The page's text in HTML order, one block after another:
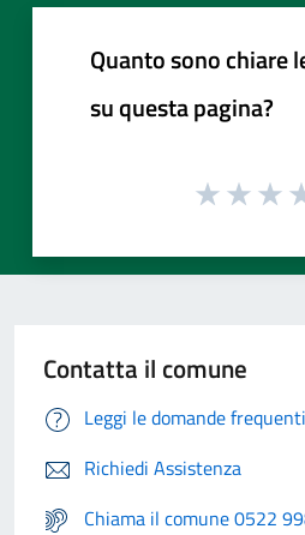
Quanto sono chiare
su questa pagina?
Contatta il comune
Leggi le domande frequenti
Richiedi Assistenza
Chiama il comune 0522